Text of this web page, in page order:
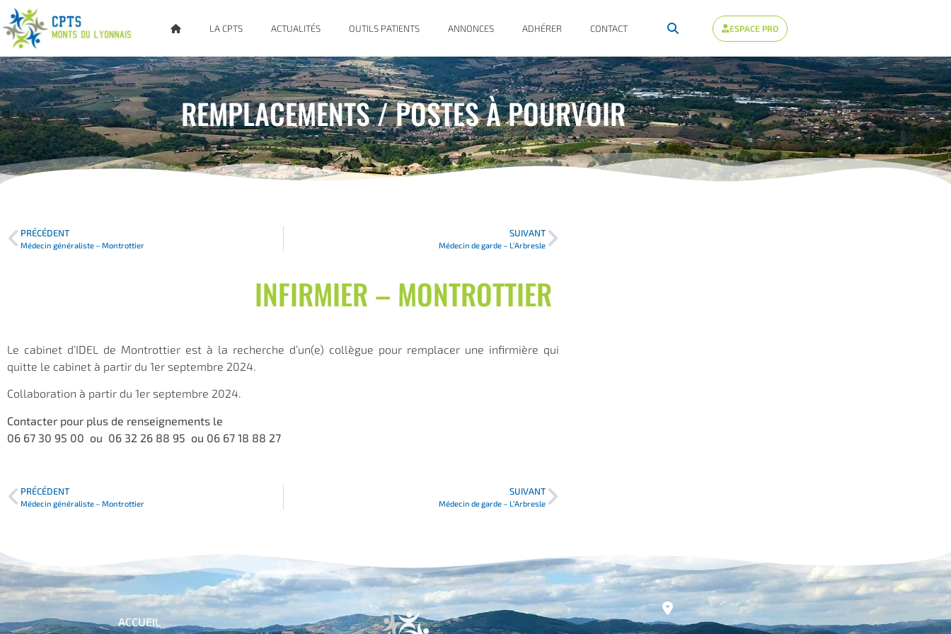
LA CPTS ACTUALITÉS OUTILS PATIENTS ANNONCES ADHÉRER CONTACT ESPACE PRO
REMPLACEMENTS / POSTES À POURVOIR
PRÉCÉDENT
Médecin généraliste – Montrottier
SUIVANT
Médecin de garde – L’Arbresle
INFIRMIER – MONTROTTIER
Le cabinet d’IDEL de Montrottier est à la recherche d’un(e) collègue pour remplacer une infirmière qui
quitte le cabinet à partir du 1er septembre 2024.
Collaboration à partir du 1er septembre 2024.
Contacter pour plus de renseignements le
06 67 30 95 00 ou 06 32 26 88 95 ou 06 67 18 88 27
PRÉCÉDENT
Médecin généraliste – Montrottier
SUIVANT
Médecin de garde – L’Arbresle
ACCUEIL